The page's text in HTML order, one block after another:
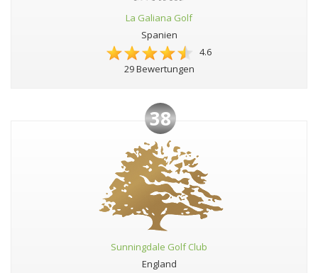
La Galiana Golf
Spanien
4.6
29 Bewertungen
38
Sunningdale Golf Club
England